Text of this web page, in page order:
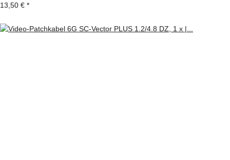
13,50 € *